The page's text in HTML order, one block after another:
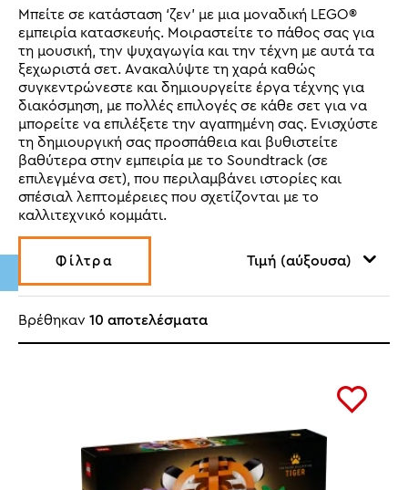
Μπείτε σε κατάσταση ‘ζεν’ με μια μοναδική LEGO®
εμπειρία κατασκευής. Μοιραστείτε το πάθος σας για
τη μουσική, την ψυχαγωγία και την τέχνη με αυτά τα
ξεχωριστά σετ. Ανακαλύψτε τη χαρά καθώς
συγκεντρώνεστε και δημιουργείτε έργα τέχνης για
διακόσμηση, με πολλές επιλογές σε κάθε σετ για να
μπορείτε να επιλέξετε την αγαπημένη σας. Ενισχύστε
τη δημιουργική σας προσπάθεια και βυθιστείτε
βαθύτερα στην εμπειρία με το Soundtrack (σε
επιλεγμένα σετ), που περιλαμβάνει ιστορίες και
σπέσιαλ λεπτομέρειες που σχετίζονται με το
καλλιτεχνικό κομμάτι.
Φίλτρα
Βρέθηκαν 10 αποτελέσματα
Τιμή (αύξουσα)